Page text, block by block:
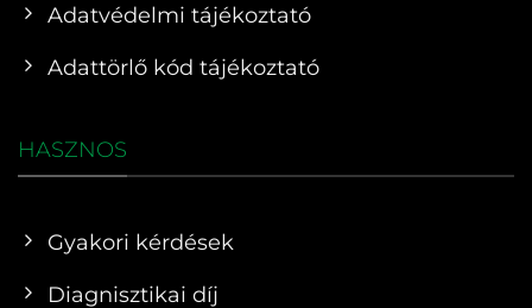
Adatvédelmi tájékoztató
Adattörlő kód tájékoztató
HASZNOS
Gyakori kérdések
Diagnisztikai díj